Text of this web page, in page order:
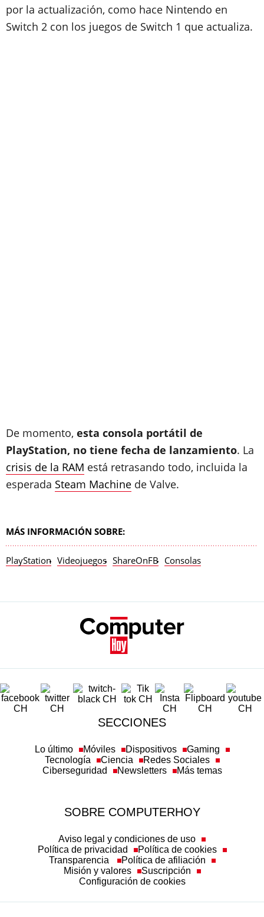
por la actualización, como hace Nintendo en
Switch 2 con los juegos de Switch 1 que actualiza.
De momento, esta consola portátil de
PlayStation, no tiene fecha de lanzamiento. La
crisis de la RAM está retrasando todo, incluida la
esperada Steam Machine de Valve.
MÁS INFORMACIÓN SOBRE:
PlayStation Videojuegos ShareOnFB Consolas
SECCIONES
Lo último Móviles Dispositivos
Gaming
Tecnología
Ciencia
Redes Sociales
Ciberseguridad
Newsletters Más temas
SOBRE COMPUTERHOY
Aviso legal y condiciones de uso
Política de privacidad
Política de cookies
Transparencia
Política de afiliación
Misión y valores
Suscripción
Configuración de cookies